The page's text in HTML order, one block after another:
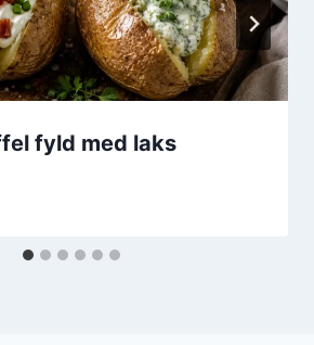
fyld med laks